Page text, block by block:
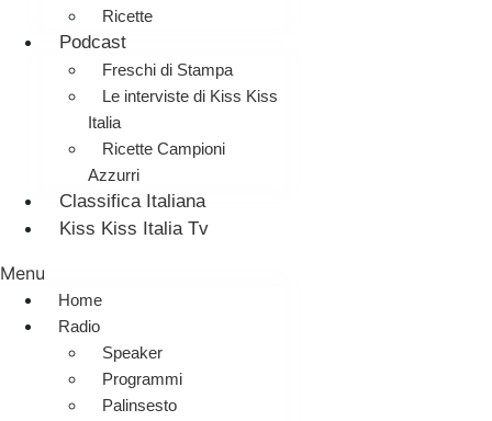
Ricette
Podcast
Freschi di Stampa
Le interviste di Kiss Kiss
Italia
Ricette Campioni
Azzurri
Classifica Italiana
Kiss Kiss Italia Tv
Menu
Home
Radio
Speaker
Programmi
Palinsesto